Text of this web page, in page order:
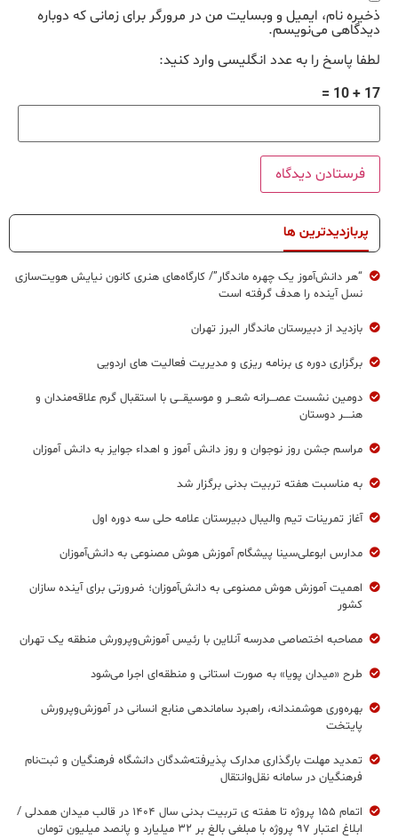
ذخیره نام، ایمیل و وبسایت من در مرورگر برای زمانی که دوباره
دیدگاهی می‌نویسم.
لطفا پاسخ را به عدد انگلیسی وارد کنید:
17 + 10 =
پربازدیدترین ها
“هر دانش‌آموز یک چهره ماندگار”/ کارگاه‌های هنری کانون نیایش هویت‌سازی
نسل آینده را هدف گرفته است
بازدید از دبیرستان ماندگار البرز تهران
برگزاری دوره ی برنامه ریزی و مدیریت فعالیت های اردویی
دومین نشست عصـــرانه شعــر و موسیقـــی با استقبال گرم علاقه‌مندان و
هنــــر دوستان
مراسم جشن روز نوجوان و روز دانش آموز و اهداء جوایز به دانش آموزان
به مناسبت هفته تربیت بدنی برگزار شد
آغاز تمرینات تیم والیبال دبیرستان علامه حلی سه دوره اول
مدارس ابوعلی‌سینا پیشگام آموزش هوش مصنوعی به دانش‌آموزان
اهمیت آموزش هوش مصنوعی به دانش‌آموزان؛ ضرورتی برای آینده سازان
کشور
مصاحبه اختصاصی مدرسه آنلاین با رئیس آموزش‌وپرورش منطقه یک تهران
طرح «میدان پویا» به صورت استانی و منطقه‌ای اجرا می‌شود
بهره‌وری هوشمندانه، راهبرد ساماندهی منابع انسانی در آموزش‌وپرورش
پایتخت
تمدید مهلت بارگذاری مدارک پذیرفته‌شدگان دانشگاه فرهنگیان و ثبت‌نام
فرهنگیان در سامانه نقل‌وانتقال
اتمام ۱۵۵ پروژه تا هفته ی تربیت بدنی سال ۱۴۰۴ در قالب میدان همدلی /
ابلاغ اعتبار ۹۷ پروژه با مبلغی بالغ بر ۳۲ میلیارد و پانصد میلیون تومان